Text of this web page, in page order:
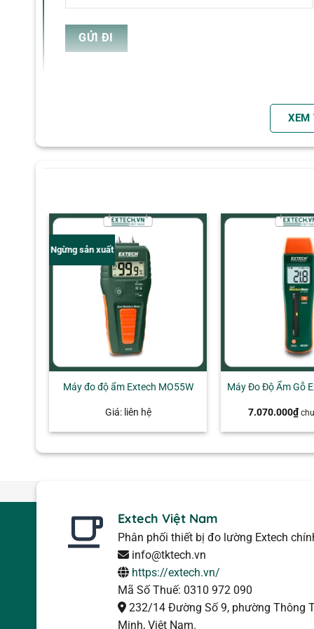
XEM
Ngừng sản xuất
Máy đo độ ẩm Extech MO55W
Giá: liên hệ
Máy Đo Độ Ẩm Gỗ
7.070.000₫
Extech Việt Nam
Phân phối thiết bị đo lường Extech
info@tktech.vn
https://extech.vn/
Mã Số Thuế: 0310 972 090
232/14 Đường Số 9, phường Thông
Minh, Việt Nam.